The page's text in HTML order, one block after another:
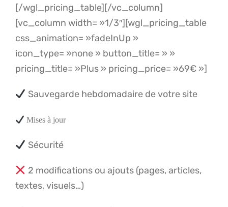
[/wgl_pricing_table][/vc_column]
[vc_column width= »1/3″][wgl_pricing_table
css_animation= »fadeInUp »
icon_type= »none » button_title= » »
pricing_title= »Plus » pricing_price= »69€ »]
Sauvegarde hebdomadaire de votre site
Mises à jour
Sécurité
2 modifications ou ajouts (pages, articles,
textes, visuels…)